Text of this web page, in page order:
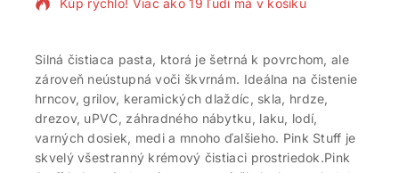
Kúp rýchlo! Viac ako 19 ľudí má v košíku
Silná čistiaca pasta, ktorá je šetrná k povrchom, ale
zároveň neústupná voči škvrnám. Ideálna na čistenie
hrncov, grilov, keramických dlaždíc, skla, hrdze,
drezov, uPVC, záhradného nábytku, laku, lodí,
varných dosiek, medi a mnoho ďalšieho. Pink Stuff je
skvelý všestranný krémový čistiaci prostriedok.Pink